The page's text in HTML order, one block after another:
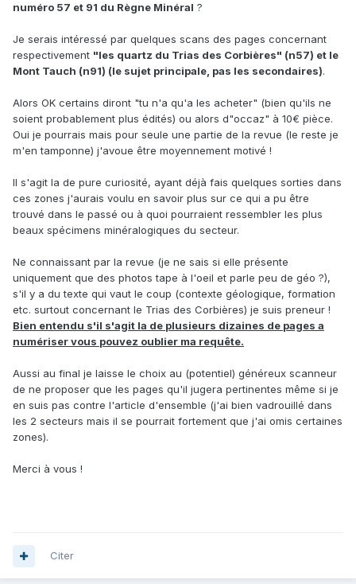
numéro 57 et 91 du Règne Minéral ?
Je serais intéressé par quelques scans des pages concernant
respectivement "les quartz du Trias des Corbières" (n57) et le
Mont Tauch (n91) (le sujet principale, pas les secondaires).
Alors OK certains diront "tu n'a qu'a les acheter" (bien qu'ils ne
soient probablement plus édités) ou alors d"occaz" à 10€ pièce.
Oui je pourrais mais pour seule une partie de la revue (le reste je
m'en tamponne) j'avoue être moyennement motivé !
Il s'agit la de pure curiosité, ayant déjà fais quelques sorties dans
ces zones j'aurais voulu en savoir plus sur ce qui a pu être
trouvé dans le passé ou à quoi pourraient ressembler les plus
beaux spécimens minéralogiques du secteur.
Ne connaissant par la revue (je ne sais si elle présente
uniquement que des photos tape à l'oeil et parle peu de géo ?),
s'il y a du texte qui vaut le coup (contexte géologique, formation
etc. surtout concernant le Trias des Corbières) je suis preneur !
Bien entendu s'il s'agit la de plusieurs dizaines de pages a
numériser vous pouvez oublier ma requête.
Aussi au final je laisse le choix au (potentiel) généreux scanneur
de ne proposer que les pages qu'il jugera pertinentes même si je
en suis pas contre l'article d'ensemble (j'ai bien vadrouillé dans
les 2 secteurs mais il se pourrait fortement que j'ai omis certaines
zones).
Merci à vous !
Citer